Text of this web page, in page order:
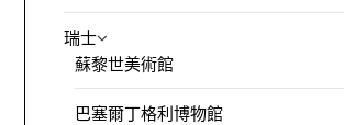
瑞士
蘇黎世美術館
巴塞爾丁格利博物館